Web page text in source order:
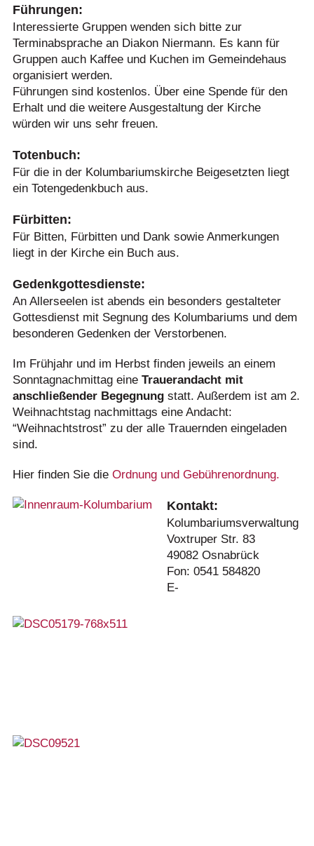
Führungen:
Interessierte Gruppen wenden sich bitte zur
Terminabsprache an Diakon Niermann. Es kann für
Gruppen auch Kaffee und Kuchen im Gemeindehaus
organisiert werden.
Führungen sind kostenlos. Über eine Spende für den
Erhalt und die weitere Ausgestaltung der Kirche
würden wir uns sehr freuen.
Totenbuch:
Für die in der Kolumbariumskirche Beigesetzten liegt
ein Totengedenkbuch aus.
Fürbitten:
Für Bitten, Fürbitten und Dank sowie Anmerkungen
liegt in der Kirche ein Buch aus.
Gedenkgottesdienste:
An Allerseelen ist abends ein besonders gestalteter
Gottesdienst mit Segnung des Kolumbariums und dem
besonderen Gedenken der Verstorbenen.
Im Frühjahr und im Herbst finden jeweils an einem
Sonntagnachmittag eine Trauerandacht mit
anschließender Begegnungstatt. Außerdem ist am 2.
Weihnachtstag nachmittags eine Andacht:
“Weihnachtstrost” zu der alle Trauernden eingeladen
sind.
Hier finden Sie die Ordnung und Gebührenordnung.
Kontakt:
Kolumbariumsverwaltung
Voxtruper Str. 83
49082 Osnabrück
Fon: 0541 584820
E-